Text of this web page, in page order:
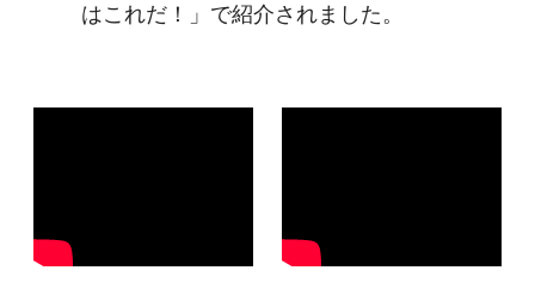
はこれだ！」で紹介されました。